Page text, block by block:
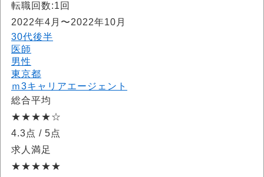
転職回数:1回
2022年4月〜2022年10月
30代後半
医師
男性
東京都
ｍ3キャリアエージェント
総合平均
★★★★☆
4.3点 / 5点
求人満足
★★★★★